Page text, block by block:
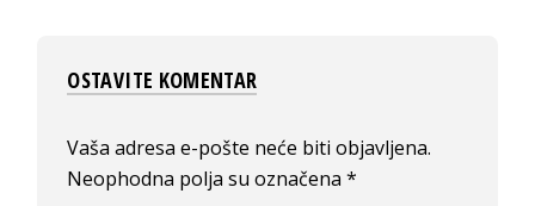
OSTAVITE KOMENTAR
Vaša adresa e-pošte neće biti objavljena.
Neophodna polja su označena*